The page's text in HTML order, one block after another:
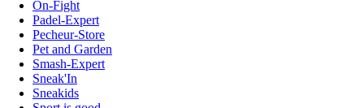
On-Fight
Padel-Expert
Pecheur-Store
Pet and Garden
Smash-Expert
Sneak'In
Sneakids